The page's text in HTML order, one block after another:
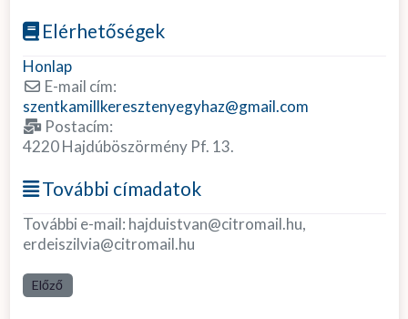
Elérhetőségek
Honlap
E-mail cím:
szentkamillkeresztenyegyhaz@gmail.com
Postacím:
4220 Hajdúböszörmény Pf. 13.
További címadatok
További e-mail: hajduistvan@citromail.hu,
erdeiszilvia@citromail.hu
Előző